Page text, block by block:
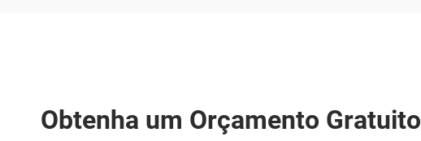
Obtenha um Orçamento Gratuito